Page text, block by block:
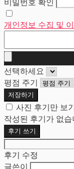
개인정보 수집 및
선택하세요
평점 주기
저장하기
사진 후기만 보
작성된 후기가 없습
후기 쓰기
후기 수정
글쓴이